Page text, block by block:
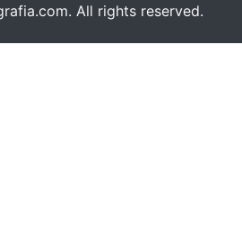
All rights reserved.